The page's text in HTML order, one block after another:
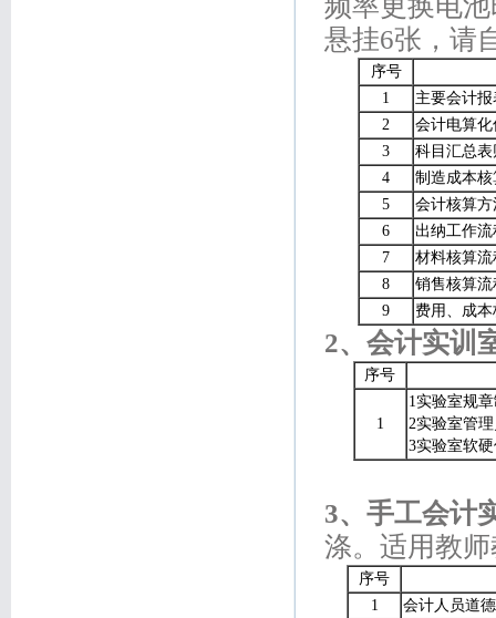
频率更换电
悬挂6张，请
序号
1
主要会计
2
会计电算
3
科目汇总
4
制造成本
5
会计核算
6
出纳工作流
7
材料核算流
8
销售核算流
9
费用、成
2、会计实训
序号
1
1实验室规
2实验室管
3实验室软
3、手工会计
涤。适用教
序号
1
会计人员道